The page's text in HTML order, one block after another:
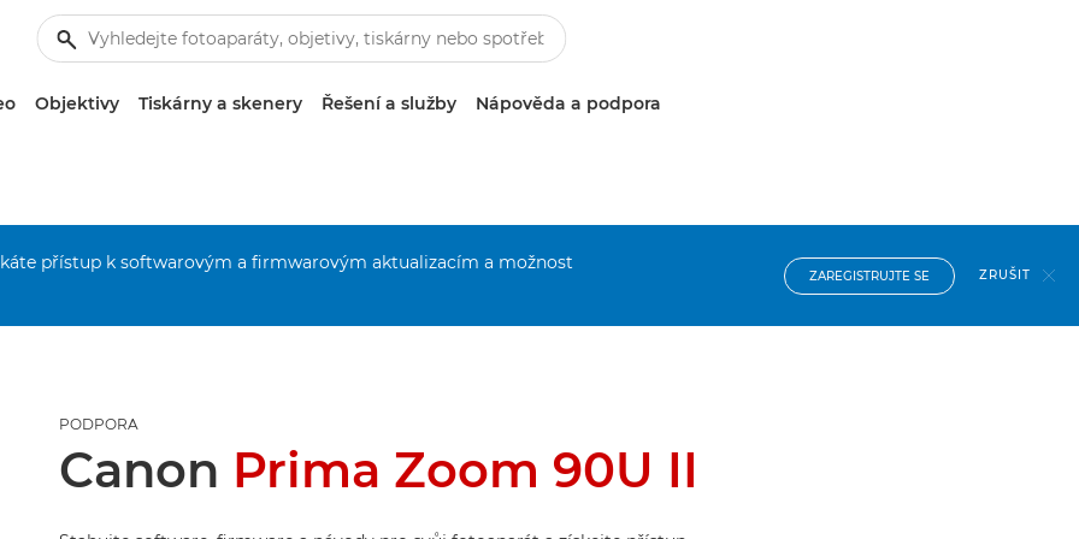
Objektivy Tiskárny a skenery Řešení a služby Nápověda a podpora
přístup k softwarovým a firmwarovým aktualizacím a možnost
ZAREGISTRUJTE SE ZRUŠIT
PODPORA
Canon Prima Zoom 90U II